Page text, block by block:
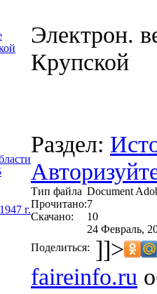
г.
Электрон.
Крупской
Раздел:
Тип файла Document
Прочитано:7
Скачано:
10
24 Февраль,
Поделиться: ]]>
faireinfo.ru